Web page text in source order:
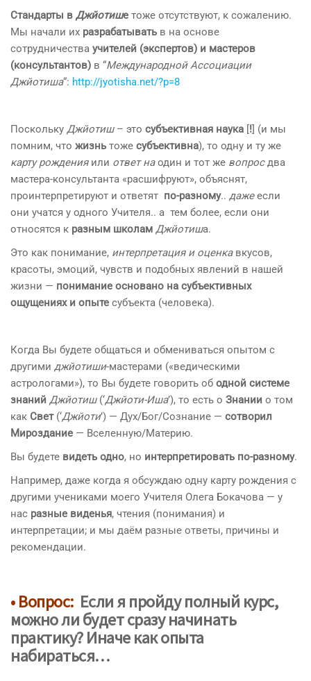
Стандарты в Джйотише тоже отсутствуют, к сожалению.
Мы начали их разрабатывать в на основе
сотрудничества учителей (экспертов) и мастеров
(консультантов) в “Международной Ассоциации
Джйотиша“: http://jyotisha.net/?p=8
Поскольку Джйотиш– это субъективная наука [!] (и мы
помним, что жизнь тоже субъективна), то одну и ту же
карту рожденияили ответ наодин и тот же вопросдва
мастера-консультанта «расшифруют», объяснят,
проинтерпретируют и ответят по-разному.. дажеесли
они учатся у одного Учителя.. а тем более, если они
относятся к разным школам Джйотиша.
Это как понимание, интерпретация и оценкавкусов,
красоты, эмоций, чувств и подобных явлений в нашей
жизни — понимание основано на субъективных
ощущениях и опыте субъекта (человека).
Когда Вы будете общаться и обмениваться опытом с
другими джйотиши-мастерами («ведическими
астрологами»), то Вы будете говорить об одной системе
знаний Джйотиш(‘Джйоти-Иша’), то есть о Знании о том
как Свет(‘Джйоти’) — Дух/Бог/Сознание — сотворил
Мироздание — Вселенную/Материю.
Вы будете видеть одно, но интерпретировать по-разному.
Например, даже когда я обсуждаю одну карту рождения с
другими учениками моего Учителя Олега Бокачова — у
нас разные виденья, чтения (понимания) и
интерпретации; и мы даём разные ответы, причины и
рекомендации.
• Вопрос:Если я пройду полный курс,
можно ли будетсразу начинать
практику? Иначе как опыта
набираться…